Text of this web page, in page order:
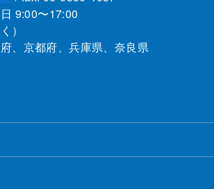
9:00〜17:00
）
、京都府、兵庫県、奈良県